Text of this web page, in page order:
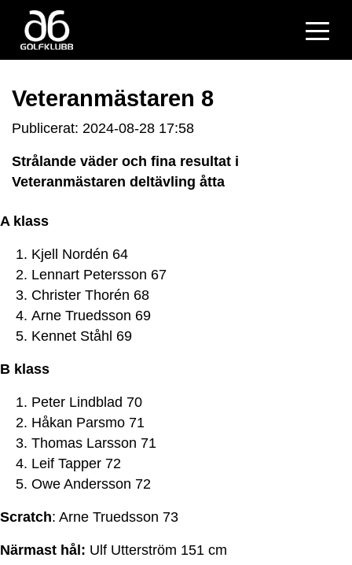
Veteranmästaren 8
Publicerat: 2024-08-28 17:58
Strålande väder och fina resultat i
Veteranmästaren deltävling åtta
A klass
Kjell Nordén 64
Lennart Petersson 67
Christer Thorén 68
Arne Truedsson 69
Kennet Ståhl 69
B klass
Peter Lindblad 70
Håkan Parsmo 71
Thomas Larsson 71
Leif Tapper 72
Owe Andersson 72
Scratch: Arne Truedsson 73
Närmast hål: Ulf Utterström 151 cm